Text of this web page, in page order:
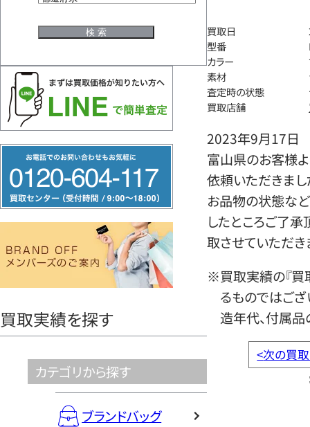
リ
ー
ヤ
買取実績を探す
カテゴリから探す
ブランドバッグ
買取日
型番
カラー
素材
査定時の状態
買取店舗
2023年9月17日
富山県のお客様
依頼いただきまし
お品物の状態など
したところご了
取させていただき
※買取実績の『買
るものではござ
造年代、付属品
<次の買